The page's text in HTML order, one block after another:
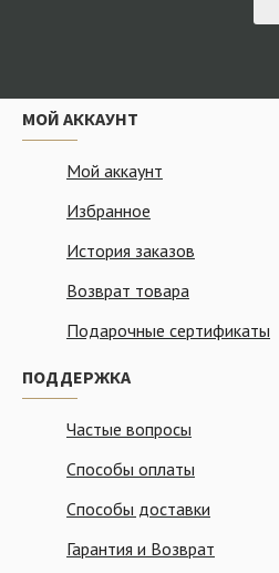
МОЙ АККАУНТ
Мой аккаунт
Избранное
История заказов
Возврат товара
Подарочные сертификаты
ПОДДЕРЖКА
Частые вопросы
Способы оплаты
Способы доставки
Гарантия и Возврат